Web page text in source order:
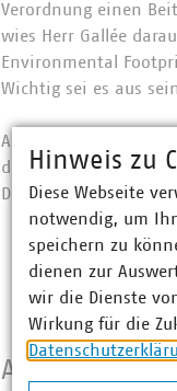
Verordnung einen
wies Herr Gallée
Environmental
Wichtig sei es aus
Alles in allem hat
deutlich gemacht,
Diskussion über die
Hinweis zu
Diese Webseite
notwendig, um
speichern zu
dienen zur
wir die Dienste
Wirkung für die